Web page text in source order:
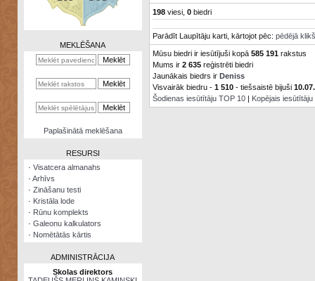
kalkulators
Nomētātās
MEKLĒŠANA
Paplašinātā meklēšana
RESURSI
· Visatcera almanahs
· Arhīvs
· Zināšanu testi
· Kristāla lode
· Rūnu komplekts
· Galeonu kalkulators
· Nomētātās kārtis
ADMINISTRĀCIJA
Skolas direktors
198viesi, 0biedri
Parādīt Laupītāju karti, kārtojot pēc: pēdējā
Mūsu biedri ir iesūtījuši kopā 585 191rakstus
Mums ir 2 635reģistrēti biedri
Jaunākais biedrs ir Deniss
Visvairāk biedru - 1 510- tiešsaistē bijuši
Šodienas iesūtītāju TOP 10| Kopējais iesūtītāju